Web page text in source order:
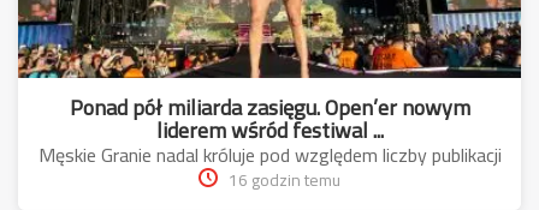
Ponad pół miliarda zasięgu. Open’er nowym
liderem wśród festiwal ...
Męskie Granie nadal króluje pod względem liczby publikacji
16 godzin temu